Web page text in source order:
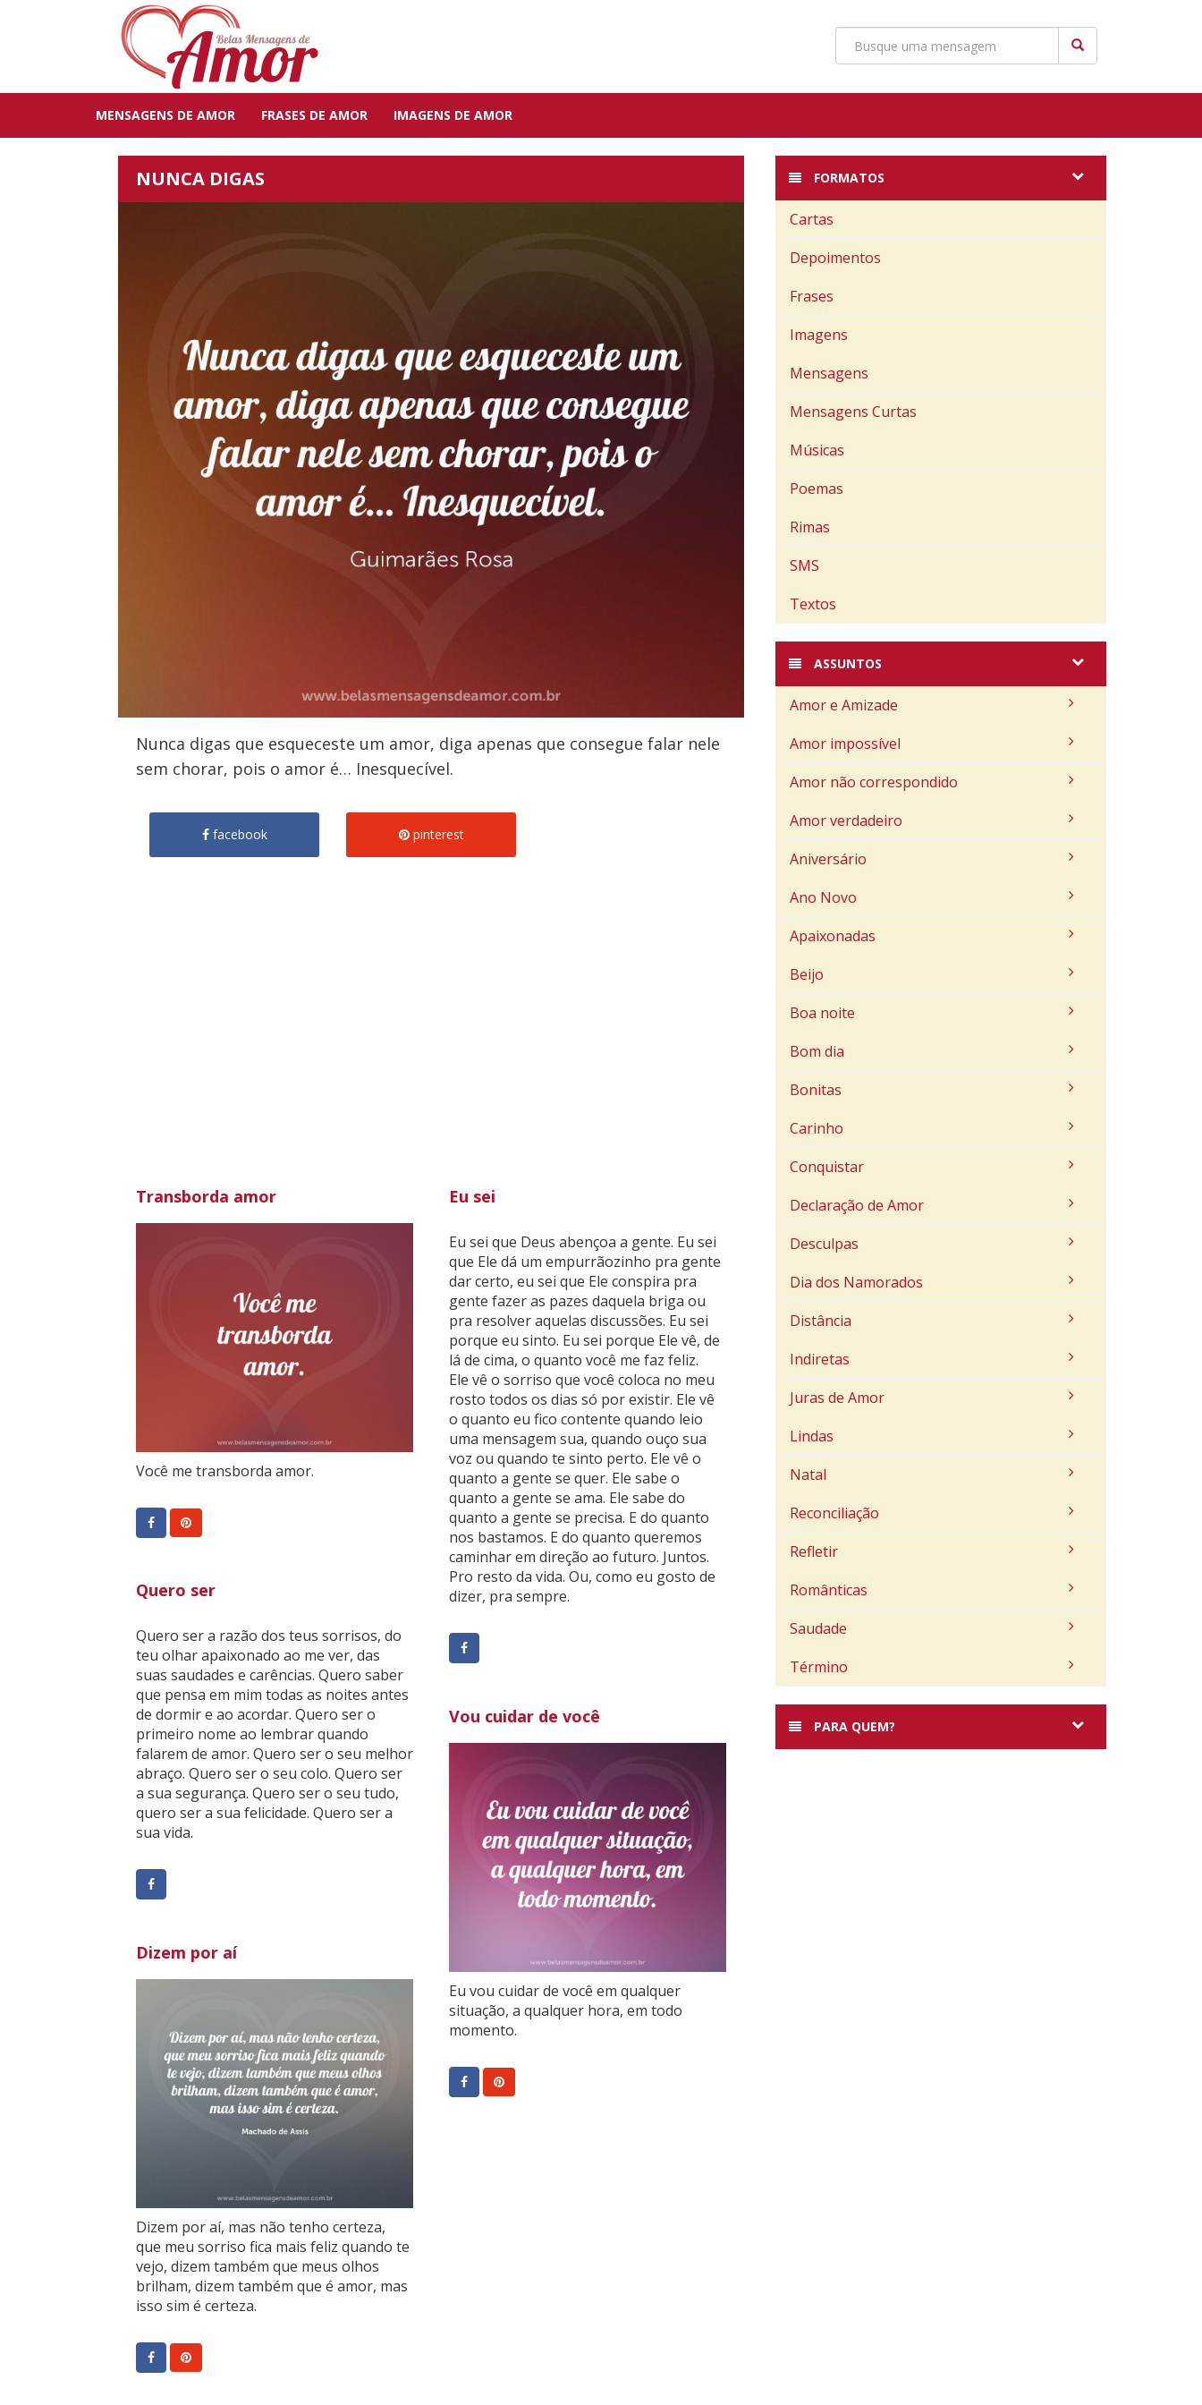
MENSAGENS DE AMOR FRASES DE AMOR IMAGENS DE AMOR
NUNCA DIGAS
Nunca digas que esqueceste um amor, diga apenas que consegue falar nele
sem chorar, pois o amor é… Inesquecível.
facebook pinterest
Transborda amor
Você me transborda amor.
Eu sei
Eu sei que Deus abençoa a gente. Eu sei
que Ele dá um empurrãozinho pra gente
dar certo, eu sei que Ele conspira pra
gente fazer as pazes daquela briga ou
pra resolver aquelas discussões. Eu sei
porque eu sinto. Eu sei porque Ele vê, de
lá de cima, o quanto você me faz feliz.
Ele vê o sorriso que você coloca no meu
rosto todos os dias só por existir. Ele vê
o quanto eu fico contente quando leio
uma mensagem sua, quando ouço sua
voz ou quando te sinto perto. Ele vê o
quanto a gente se quer. Ele sabe o
quanto a gente se ama. Ele sabe do
quanto a gente se precisa. E do quanto
nos bastamos. E do quanto queremos
caminhar em direção ao futuro. Juntos.
Pro resto da vida. Ou, como eu gosto de
dizer, pra sempre.
Quero ser
Quero ser a razão dos teus sorrisos, do
teu olhar apaixonado ao me ver, das
suas saudades e carências. Quero saber
que pensa em mim todas as noites antes
de dormir e ao acordar. Quero ser o
primeiro nome ao lembrar quando
falarem de amor. Quero ser o seu melhor
abraço. Quero ser o seu colo. Quero ser
a sua segurança. Quero ser o seu tudo,
quero ser a sua felicidade. Quero ser a
sua vida.
Vou cuidar de você
Eu vou cuidar de você em qualquer
situação, a qualquer hora, em todo
momento.
Dizem por aí
Dizem por aí, mas não tenho certeza,
que meu sorriso fica mais feliz quando te
vejo, dizem também que meus olhos
brilham, dizem também que é amor, mas
isso sim é certeza.
FORMATOS
Cartas
Depoimentos
Frases
Imagens
Mensagens
Mensagens Curtas
Músicas
Poemas
Rimas
SMS
Textos
ASSUNTOS
Amor e Amizade
Amor impossível
Amor não correspondido
Amor verdadeiro
Aniversário
Ano Novo
Apaixonadas
Beijo
Boa noite
Bom dia
Bonitas
Carinho
Conquistar
Declaração de Amor
Desculpas
Dia dos Namorados
Distância
Indiretas
Juras de Amor
Lindas
Natal
Reconciliação
Refletir
Românticas
Saudade
Término
PARA QUEM?